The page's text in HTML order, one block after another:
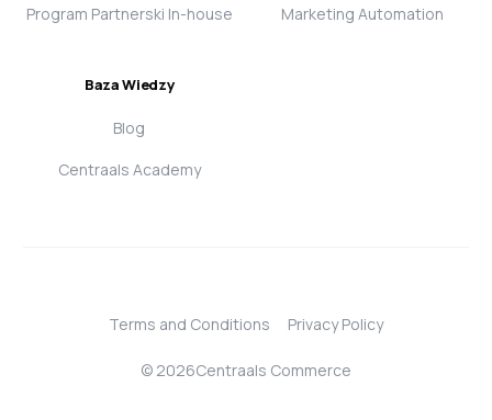
Program Partnerski In-house
Marketing Automation
Baza Wiedzy
Blog
Centraals Academy
© 2026Centraals Commerce
Terms and Conditions Privacy Policy
Login